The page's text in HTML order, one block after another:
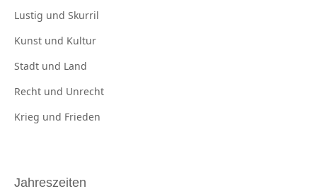
Lustig und Skurril
Kunst und Kultur
Stadt und Land
Recht und Unrecht
Krieg und Frieden
Jahreszeiten